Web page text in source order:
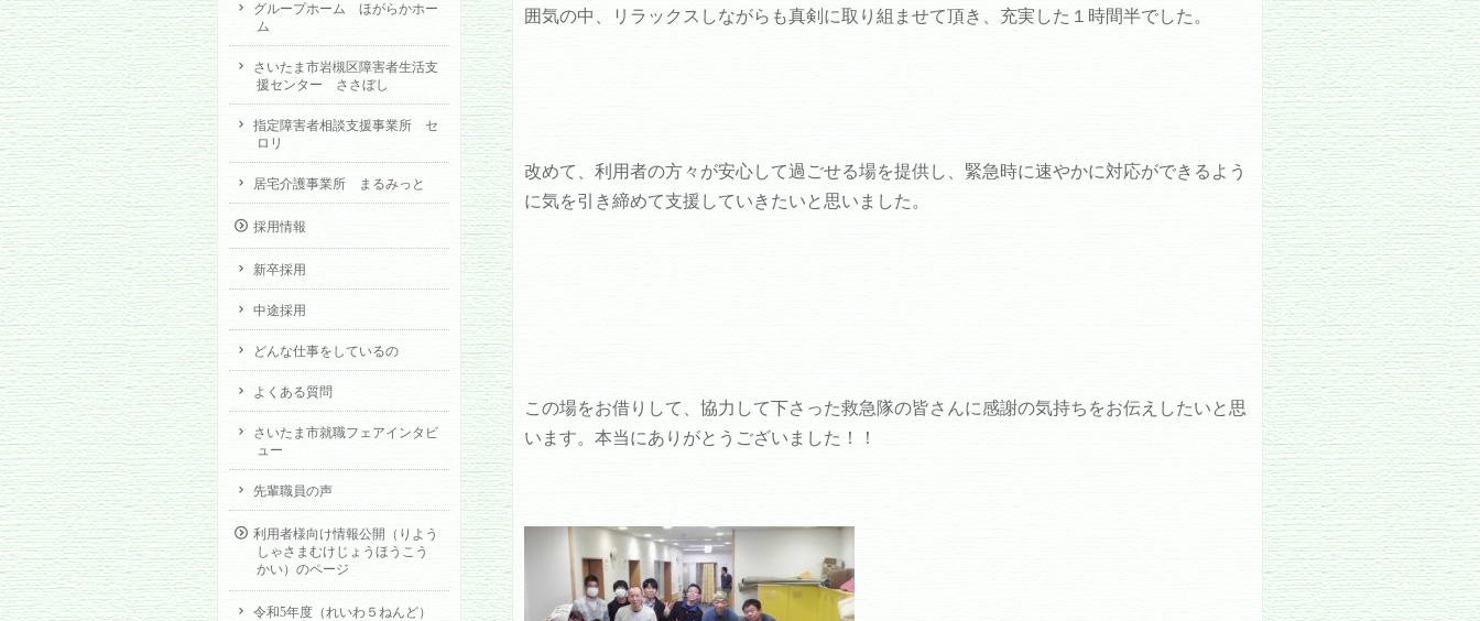
囲気の中、リラックスしながらも真剣に取り組ませて頂き、充実した１時間半でした。
改めて、利用者の方々が安心して過ごせる場を提供し、緊急時に速やかに対応ができるよう
に気を引き締めて支援していきたいと思いました。
この場をお借りして、協力して下さった救急隊の皆さんに感謝の気持ちをお伝えしたいと思
います。本当にありがとうございました！！
グループホーム ほがらかホー
ム
さいたま市岩槻区障害者生活支
援センター ささぼし
指定障害者相談支援事業所 セ
ロリ
居宅介護事業所 まるみっと
採用情報
新卒採用
中途採用
どんな仕事をしているの
よくある質問
さいたま市就職フェアインタビ
ュー
先輩職員の声
利用者様向け情報公開（りよう
しゃさまむけじょうほうこう
かい）のページ
令和5年度（れいわ５ねんど）